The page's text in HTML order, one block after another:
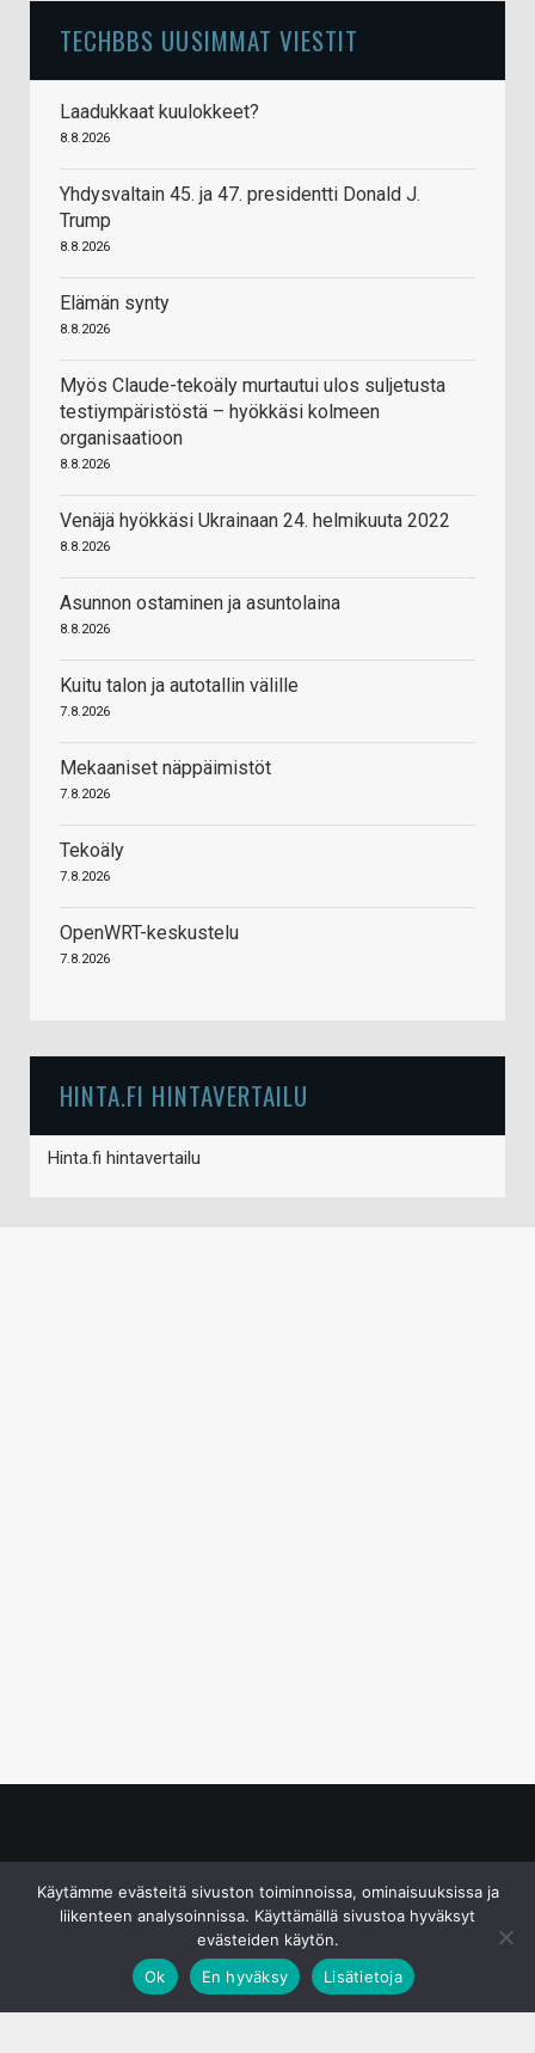
TECHBBS UUSIMMAT VIESTIT
Laadukkaat kuulokkeet?
8.8.2026
Yhdysvaltain 45. ja 47. presidentti Donald J.
Trump
8.8.2026
Elämän synty
8.8.2026
Myös Claude-tekoäly murtautui ulos suljetusta
testiympäristöstä – hyökkäsi kolmeen
organisaatioon
8.8.2026
Venäjä hyökkäsi Ukrainaan 24. helmikuuta 2022
8.8.2026
Asunnon ostaminen ja asuntolaina
8.8.2026
Kuitu talon ja autotallin välille
7.8.2026
Mekaaniset näppäimistöt
7.8.2026
Tekoäly
7.8.2026
OpenWRT-keskustelu
7.8.2026
HINTA.FI HINTAVERTAILU
Hinta.fi hintavertailu
Käytämme evästeitä sivuston toiminnoissa, ominaisuuksissa ja
liikenteen analysoinnissa. Käyttämällä sivustoa hyväksyt
evästeiden käytön.
Ok
En hyväksy Lisätietoja